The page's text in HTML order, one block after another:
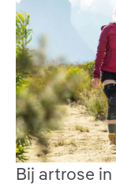
Bij artrose